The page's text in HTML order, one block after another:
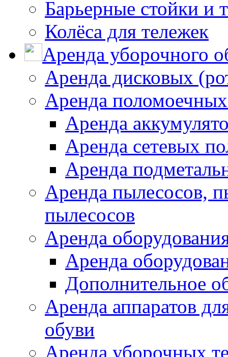
Барьерные стойки и
Колёса для тележек
Аренда уборочного
Аренда дисковых
Аренда
Аренда
Аренда сетевых
Аренда
Аренда пылесосов,
пылесосов
Аренда
Аренда
Дополнительное
Аренда аппаратов
обуви
Аренда уборочных